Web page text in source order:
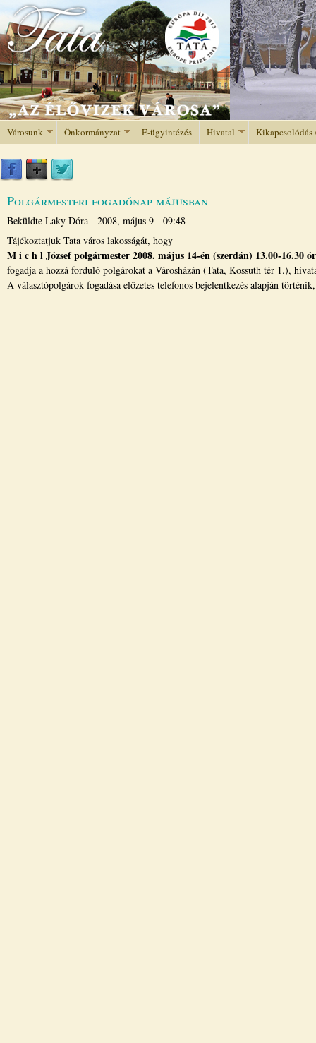
Jump to navigation
Városunk Önkormányzat E-ügyintézés Hivatal Kikapcsolódás
Polgármesteri fogadónap májusban
Beküldte Laky Dóra - 2008, május 9 - 09:48
Tájékoztatjuk Tata város lakosságát, hogy
M i c h l József polgármester 2008. május 14-én (szerdán) 13.00-16.30
fogadja a hozzá forduló polgárokat a Városházán (Tata, Kossuth tér 1.),
A választópolgárok fogadása előzetes telefonos bejelentkezés alapján